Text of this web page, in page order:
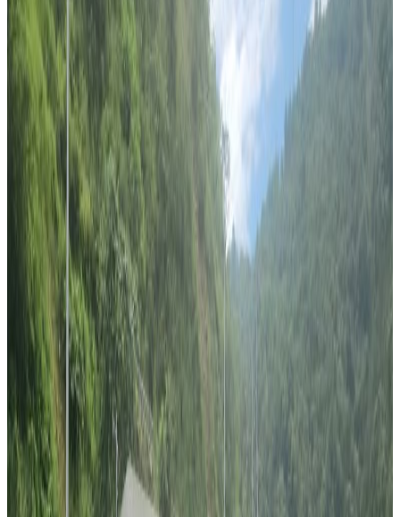
Sunday, 2020 April 12 / 1:24 pm
अ अ+
काठमाडौं । पुण्यप्रसाद धमला